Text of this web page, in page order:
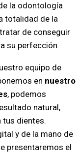
la odontología
totalidad de la
de conseguir
su perfección.
equipo de
en nuestro
, podemos
natural,
tus dientes.
y de la mano de
presentaremos el